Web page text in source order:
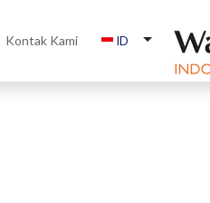
Kontak Kami ID